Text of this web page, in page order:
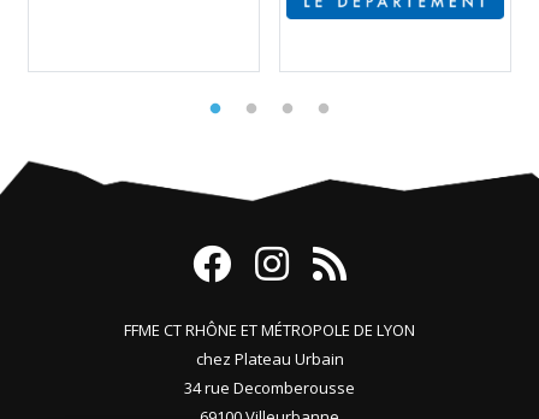
FFME CT RHÔNE ET MÉTROPOLE DE LYON
chez Plateau Urbain
34 rue Decomberousse